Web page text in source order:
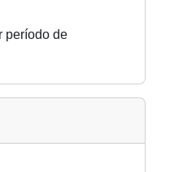
período de